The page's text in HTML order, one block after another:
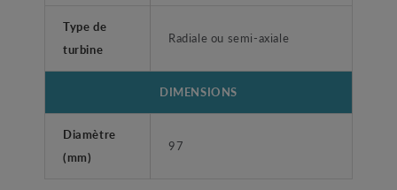
Type de
turbine
Radiale ou semi-axiale
DIMENSIONS
Diamètre
(mm)
97